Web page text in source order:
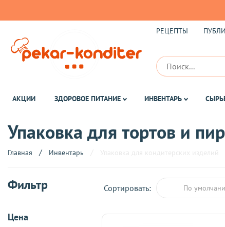
РЕЦЕПТЫ
АКЦИИ ЗДОРОВОЕ ПИТАНИЕ ИНВЕНТАРЬ
Упаковка для тортов и
Главная Инвентарь
Фильтр
Цена
Сортировать: По